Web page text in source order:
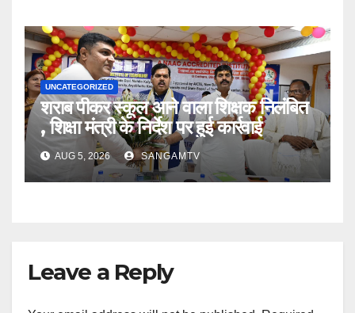
UNCATEGORIZED
शराब पीकर स्कूल आने वाला शिक्षक निलंबित
, शिक्षा मंत्री के निर्देश पर हुई कार्रवाई
AUG 5, 2026 SANGAMTV
Leave a Reply